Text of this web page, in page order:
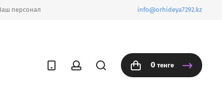
персонал info@orhideya7292.kz
0 тенге